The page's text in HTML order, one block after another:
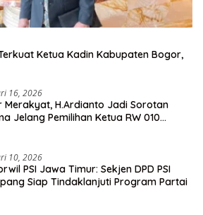
Ketua Kadin Kabupaten Bogor,
16, 2026
Merakyat, H.Ardianto Jadi Sorotan
Jelang Pemilihan Ketua RW 010
10, 2026
PSI Jawa Timur: Sekjen DPD PSI
Siap Tindaklanjuti Program Partai